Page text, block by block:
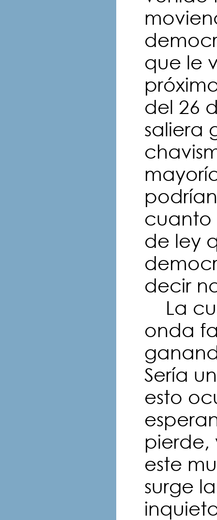
que le
del 26
saliera
cuanto
de ley
decir
La
onda
Sería
esto
pierde,
este
surge